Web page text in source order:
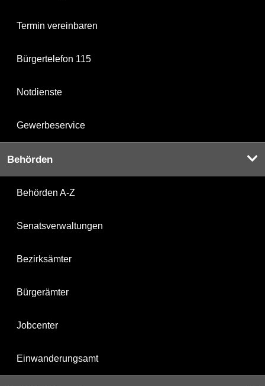
Termin vereinbaren
Bürgertelefon 115
Notdienste
Gewerbeservice
Behörden
Behörden A-Z
Senatsverwaltungen
Bezirksämter
Bürgerämter
Jobcenter
Einwanderungsamt